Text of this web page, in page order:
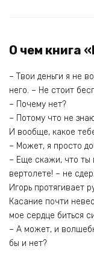
О чем книга
– Твои деньги я не
него. – Не стоит
– Почему нет?
– Потому что не
И вообще, какое
– Может, я просто
– Еще скажи, что ты
вертолете! – не
Игорь протягивает
Касание почти
мое сердце биться
– А может, и
бы и нет?